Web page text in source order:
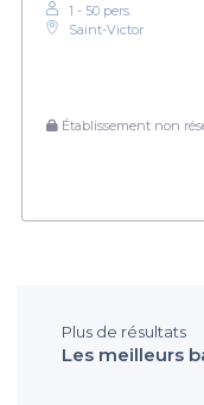
1 - 50 pers.
Saint-Victor
Établissement non
Plus de résultats
Les meilleurs